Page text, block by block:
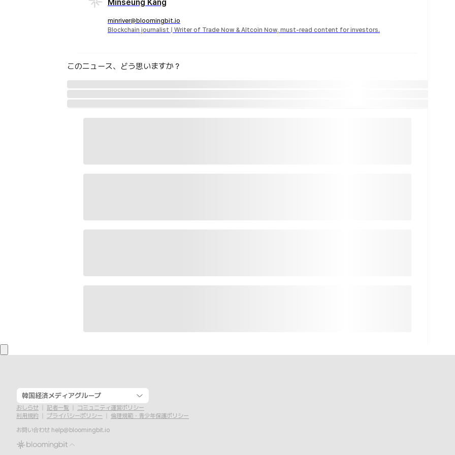
Minseung Kang
minriver@bloomingbit.io
Blockchain journalist | Writer of Trade Now & Altcoin Now, must-read content for investors.
このニュース、どう思いますか？
韓国経済メディアグループ
おしらせ 記者一覧
コミュニティ運営ポリシー
利用規約
プライバシーポリシー
倫理規範・青少年保護ポリシー
お問い合わせ help@bloomingbit.io